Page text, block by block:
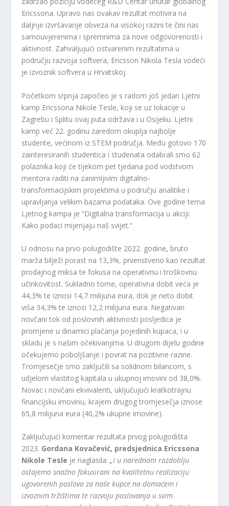
Ericssona. Upravo nas ovakav rezultat motivira na
daljnje izvršavanje obveza na visokoj razini te čini nas
samouvjerenima i spremnima za nove odgovorenosti i
aktivnost. Zahvaljujući ostvarenim rezultatima u
području razvoja softvera, Ericsson Nikola Tesla vodeći
je izvoznik softvera u Hrvatskoj.
Početkom srpnja započeo je s radom još jedan Ljetni
kamp Ericssona Nikole Tesle, koji se uz lokacije u
Zagrebu i Splitu ovaj puta održava i u Osijeku. Ljetni
kamp već 22. godinu zaredom okuplja najbolje
studente, većinom iz STEM područja. Među gotovo 170
zainteresiranih studentica i studenata odabrali smo 62
polaznika koji će tijekom pet tjedana pod vodstvom
mentora raditi na zanimljivim digitalno-
transformacijskim projektima u području analitike i
upravljanja velikim bazama podataka. Ove godine tema
Ljetnog kampa je “Digitalna transformacija u akciji:
Kako podaci mijenjaju naš svijet.“
U odnosu na prvo polugodište 2022. godine, bruto
marža bilježi porast na 13,3%, prvenstveno kao rezultat
prodajnog miksa te fokusa na operativnu i troškovnu
učinkovitost. Sukladno tome, operativna dobit veća je
44,3% te iznosi 14,7 milijuna eura, dok je neto dobit
viša 34,3% te iznosi 12,2 milijuna eura. Negativan
novčani tok od poslovnih aktivnosti posljedica je
promjene u dinamici plaćanja pojedinih kupaca, i u
skladu je s našim očekivanjima. U drugom dijelu godine
očekujemo poboljšanje i povrat na pozitivne razine.
Tromjesečje smo zaključili sa solidnom bilancom, s
udjelom vlastitog kapitala u ukupnoj imovini od 38,0%.
Novac i novčani ekvivalenti, uključujući kratkotrajnu
financijsku imovinu, krajem drugog tromjesečja iznose
65,8 milijuna eura (40,2% ukupne imovine).
Zaključujući komentar rezultata prvog polugodišta
2023. Gordana Kovačević, predsjednica Ericssona
Nikole Tesle je naglasila:„I u narednom razdoblju
ostajemo snažno fokusirani na kvalitetnu realizaciju
ugovorenih poslova za naše kupce na domaćem i
izvoznim tržištima te razvoju poslovanja u svim